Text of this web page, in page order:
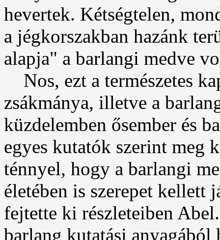
hevertek. Kétségtelen,
a jégkorszakban hazánk
alapja" a barlangi medve
Nos, ezt a természetes
zsákmánya, illetve a
küzdelemben ősember és
egyes kutatók szerint meg
ténnyel, hogy a barlangi
életében is szerepet kellett
fejtette ki részleteiben
barlang kutatási anyagából